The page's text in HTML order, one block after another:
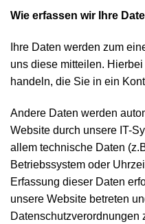
Wie erfassen wir Ihre
Ihre Daten werden zum
uns diese mitteilen.
handeln, die Sie in ein
Andere Daten werden
Website durch unsere IT-
allem technische Daten
Betriebssystem oder
Erfassung dieser Daten
unsere Website betreten
Datenschutzverordnungen